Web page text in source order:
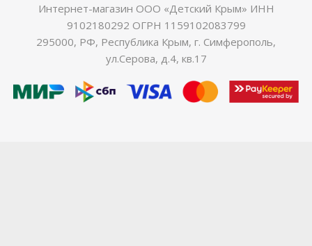
Интернет-магазин ООО «Детский Крым» ИНН
9102180292 ОГРН 1159102083799
295000, РФ, Республика Крым, г. Симферополь,
ул.Серова, д.4, кв.17